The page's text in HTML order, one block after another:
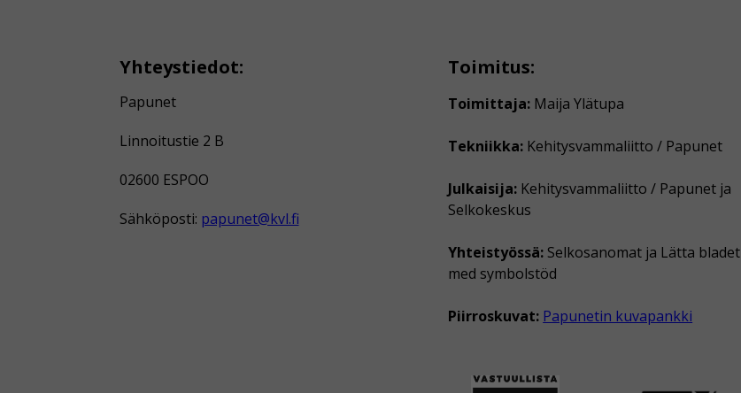
Yhteystiedot:
Papunet
Linnoitustie 2 B
02600 ESPOO
Sähköposti: papunet@kvl.fi
Toimitus:
Toimittaja: Maija Ylätupa
Tekniikka: Kehitysvammaliitto / Papunet
Julkaisija: Kehitysvammaliitto / Papunet ja
Selkokeskus
Yhteistyössä: Selkosanomat ja Lätta bladet
med symbolstöd
Piirroskuvat: Papunetin kuvapankki